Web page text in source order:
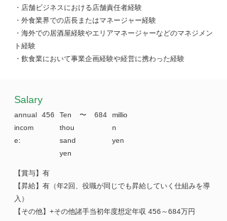
・店舗ビジネスにおける店舗責任者経験
・外食業界での店長またはマネージャー経験
・海外での居酒屋経験やエリアマネージャーなどのマネジメン
ト経験
・飲食業において事業企画経験や経営に携わった経験
​Salary
annual
incom
e:
456
Ten
thou
sand
yen
​〜 684
millio
n
yen
【賞与】有
【昇給】有（年2回、役職が同じでも昇給していく仕組みを導
入）
【その他】+その他諸手当初年度想定年収 456～684万円